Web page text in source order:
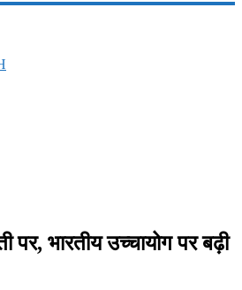
भारतीय उच्चायोग पर बढ़ी